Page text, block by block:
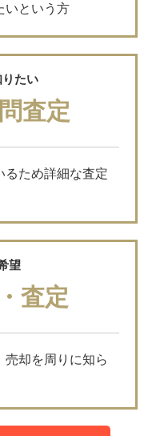
いという方
たい
査定
るため詳細な査定
望
査定
売却を周りに知ら